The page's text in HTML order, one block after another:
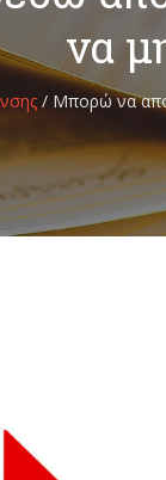
να
/ Μπορώ να